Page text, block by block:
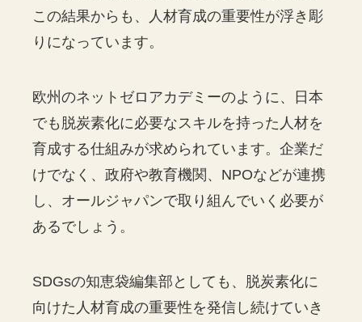
この結果からも、人材育成の重要性が浮き彫
りになっています。
欧州のネットゼロアカデミーのように、日本
でも脱炭素化に必要なスキルを持った人材を
育成する仕組みが求められています。企業だ
けでなく、政府や教育機関、NPOなどが連携
し、オールジャパンで取り組んでいく必要が
あるでしょう。
SDGsの知恵袋編集部としても、脱炭素化に
向けた人材育成の重要性を発信し続けていき